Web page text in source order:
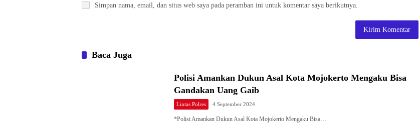
Simpan nama, email, dan situs web saya pada peramban ini untuk komentar saya berikutnya.
Baca Juga
Polisi Amankan Dukun Asal Kota Mojokerto Mengaku Bisa
Gandakan Uang Gaib
Lintas Polres 4 September 2024
*Polisi Amankan Dukun Asal Kota Mojokerto Mengaku Bisa…